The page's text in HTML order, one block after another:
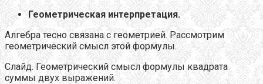
Геометрическая интерпретация.
Алгебра тесно связана с геометрией. Рассмотрим
геометрический смысл этой формулы.
Слайд. Геометрический смысл формулы квадрата
суммы двух выражений.